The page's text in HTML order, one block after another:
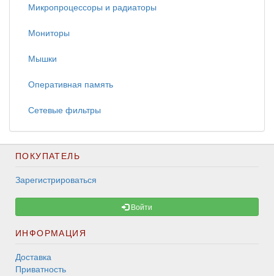
Микропроцессоры и радиаторы
Мониторы
Мышки
Оперативная память
Сетевые фильтры
ПОКУПАТЕЛЬ
Зарегистрироваться
Войти
ИНФОРМАЦИЯ
Доставка
Приватность